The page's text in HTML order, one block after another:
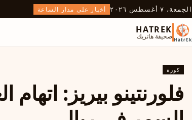
الجمعة، ٧ أغسطس ٢٠٢٦ أخبار على مدار الساعة
HATREK
صحيفة هاتريك
كورة
فلورنتينو بيريز: